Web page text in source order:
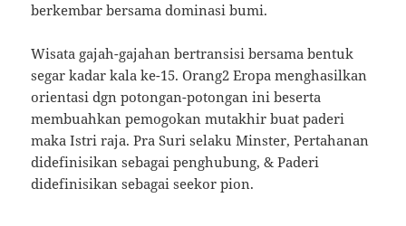
berkembar bersama dominasi bumi.
Wisata gajah-gajahan bertransisi bersama bentuk
segar kadar kala ke-15. Orang2 Eropa menghasilkan
orientasi dgn potongan-potongan ini beserta
membuahkan pemogokan mutakhir buat paderi
maka Istri raja. Pra Suri selaku Minster, Pertahanan
didefinisikan sebagai penghubung, & Paderi
didefinisikan sebagai seekor pion.